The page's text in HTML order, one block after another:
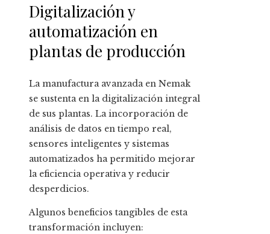
Digitalización y
automatización en
plantas de producción
La manufactura avanzada en Nemak
se sustenta en la digitalización integral
de sus plantas. La incorporación de
análisis de datos en tiempo real,
sensores inteligentes y sistemas
automatizados ha permitido mejorar
la eficiencia operativa y reducir
desperdicios.
Algunos beneficios tangibles de esta
transformación incluyen: